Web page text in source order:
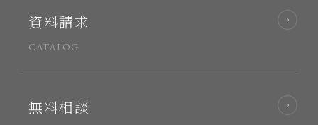
資料請求
CATALOG
無料相談